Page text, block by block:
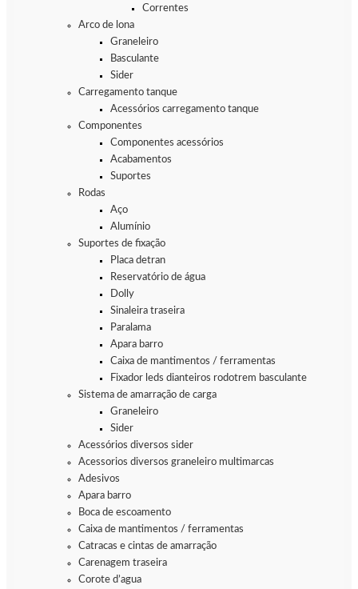
Correntes
Arco de lona
Graneleiro
Basculante
Sider
Carregamento tanque
Acessórios carregamento tanque
Componentes
Componentes acessórios
Acabamentos
Suportes
Rodas
Aço
Alumínio
Suportes de fixação
Placa detran
Reservatório de água
Dolly
Sinaleira traseira
Paralama
Apara barro
Caixa de mantimentos / ferramentas
Fixador leds dianteiros rodotrem basculante
Sistema de amarração de carga
Graneleiro
Sider
Acessórios diversos sider
Acessorios diversos graneleiro multimarcas
Adesivos
Apara barro
Boca de escoamento
Caixa de mantimentos / ferramentas
Catracas e cintas de amarração
Carenagem traseira
Corote d’agua